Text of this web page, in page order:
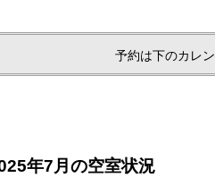
予約は下のカレ
年7月の空室状況